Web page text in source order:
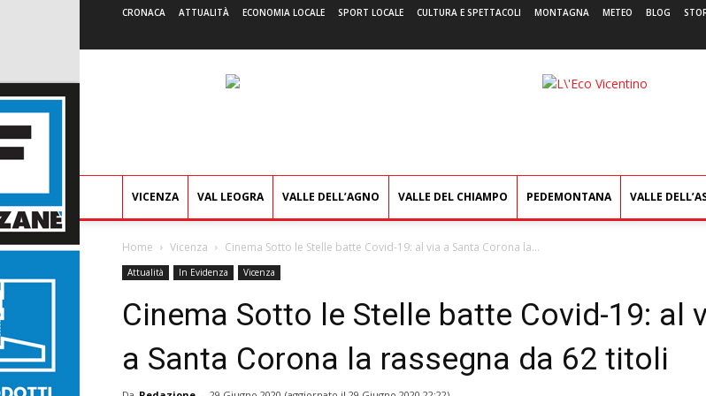
CRONACA ATTUALITÀ ECONOMIA LOCALE SPORT LOCALE CULTURA E SPETTACOLI MONTAGNA METEO BLOG
L'Eco
VICENZA VAL LEOGRA VALLE DELL’AGNO VALLE DEL CHIAMPO PEDEMONTANA VALLE
Home Vicenza Cinema Sotto le Stelle batte Covid-19: al via a Santa Corona la...
Attualità In Evidenza Vicenza
Cinema Sotto le Stelle batte Covid-19: al
a Santa Corona la rassegna da 62 titoli